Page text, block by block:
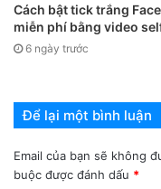
2. Cách điều
Bạn có thể yêu cầu
giọng nói nhé.
Bước 1: Trên màn
ghi chú > Nói”New
Cách bật tick trắng
miễn phí bằng video
6 ngày trước
Để lại một bình luận
Email của bạn sẽ không
buộc được đánh dấu *